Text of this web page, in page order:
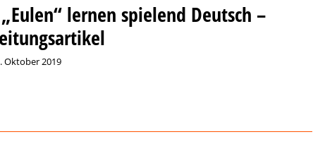
lernen spielend Deutsch –
Oktober 2019